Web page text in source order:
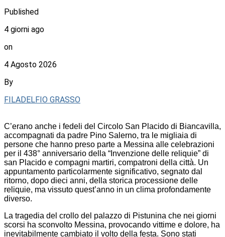
Published
4 giorni ago
on
4 Agosto 2026
By
FILADELFIO GRASSO
C’erano anche i fedeli del Circolo San Placido di Biancavilla,
accompagnati da padre Pino Salerno, tra le migliaia di
persone che hanno preso parte a Messina alle celebrazioni
per il 438° anniversario della “Invenzione delle reliquie” di
san Placido e compagni martiri, compatroni della città. Un
appuntamento particolarmente significativo, segnato dal
ritorno, dopo dieci anni, della storica processione delle
reliquie, ma vissuto quest’anno in un clima profondamente
diverso.
La tragedia del crollo del palazzo di Pistunina che nei giorni
scorsi ha sconvolto Messina, provocando vittime e dolore, ha
inevitabilmente cambiato il volto della festa. Sono stati